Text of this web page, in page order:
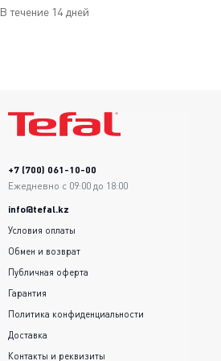
В течение 14 дней
+7 (700) 061-10-00
Ежедневно с 09:00 до 18:00
info@tefal.kz
Условия оплаты
Обмен и возврат
Публичная оферта
Гарантия
Политика конфиденциальности
Доставка
Контакты и реквизиты